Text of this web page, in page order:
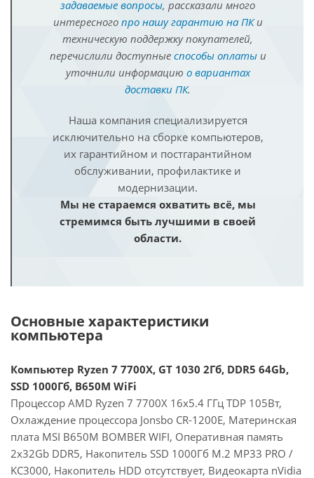
задаваемые вопросы, рассказали много
интересного про нашу гарантию на ПКи
техническую поддержку покупателей,
перечислили доступные способы оплатыи
уточнили информацию о вариантах
доставки ПК.
Наша компания специализируется
исключительно на сборке компьютеров,
их гарантийном и постгарантийном
обслуживании, профилактике и
модернизации.
Мы не стараемся охватить всё, мы
стремимся быть лучшими в своей
области.
Основные характеристики
компьютера
Компьютер Ryzen 7 7700X, GT 1030 2Гб, DDR5 64Gb,
SSD 1000Гб, B650M WiFi
Процессор AMD Ryzen 7 7700X 16x5.4 ГГц TDP 105Вт,
Охлаждение процессора Jonsbo CR-1200E, Материнская
плата MSI B650M BOMBER WIFI, Оперативная память
2x32Gb DDR5, Накопитель SSD 1000Гб M.2 MP33 PRO /
KC3000, Накопитель HDD отсутствует, Видеокарта nVidia